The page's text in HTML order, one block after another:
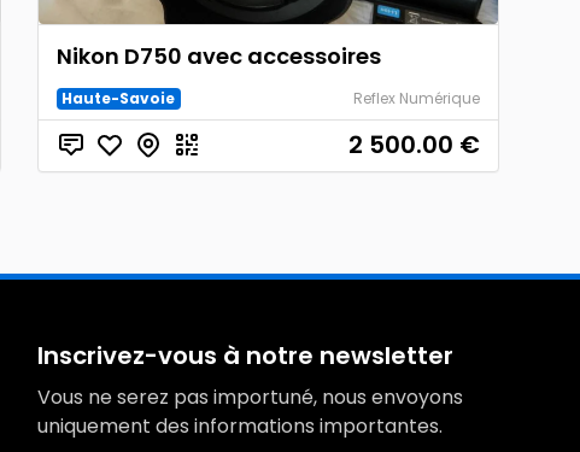
Nikon D750 avec accessoires
Haute-Savoie Reflex Numérique
2 500.00 €
Inscrivez-vous à notre newsletter
Vous ne serez pas importuné, nous envoyons
uniquement des informations importantes.